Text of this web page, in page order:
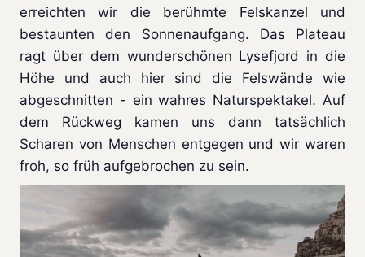
erreichten wir die berühmte Felskanzel und
bestaunten den Sonnenaufgang. Das Plateau
ragt über dem wunderschönen Lysefjord in die
Höhe und auch hier sind die Felswände wie
abgeschnitten - ein wahres Naturspektakel. Auf
dem Rückweg kamen uns dann tatsächlich
Scharen von Menschen entgegen und wir waren
froh, so früh aufgebrochen zu sein.